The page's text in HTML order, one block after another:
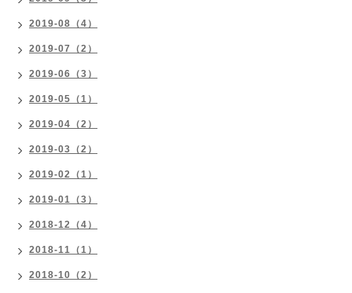
2019-08（4）
2019-07（2）
2019-06（3）
2019-05（1）
2019-04（2）
2019-03（2）
2019-02（1）
2019-01（3）
2018-12（4）
2018-11（1）
2018-10（2）